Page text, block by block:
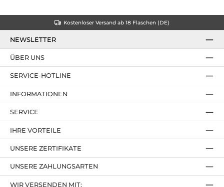
Kostenloser Versand ab 18 Flaschen (DE)
NEWSLETTER
SERVICE-HOTLINE
IHRE VORTEILE
UNSERE ZAHLUNGSARTEN
ÜBER UNS
UNSERE ZERTIFIKATE
INFORMATIONEN
SERVICE
WIR VERSENDEN MIT: